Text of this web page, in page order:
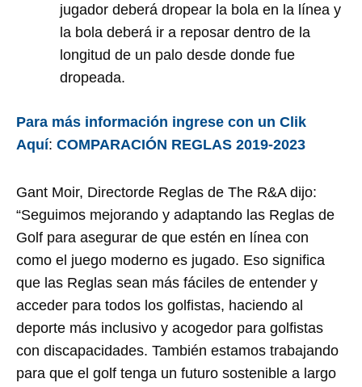
jugador deberá dropear la bola en la línea y
la bola deberá ir a reposar dentro de la
longitud de un palo desde donde fue
dropeada.
Para más información ingrese con un Clik
Aquí: COMPARACIÓN REGLAS 2019-2023
Gant Moir, Directorde Reglas de The R&A dijo:
“Seguimos mejorando y adaptando las Reglas de
Golf para asegurar de que estén en línea con
como el juego moderno es jugado. Eso significa
que las Reglas sean más fáciles de entender y
acceder para todos los golfistas, haciendo al
deporte más inclusivo y acogedor para golfistas
con discapacidades. También estamos trabajando
para que el golf tenga un futuro sostenible a largo